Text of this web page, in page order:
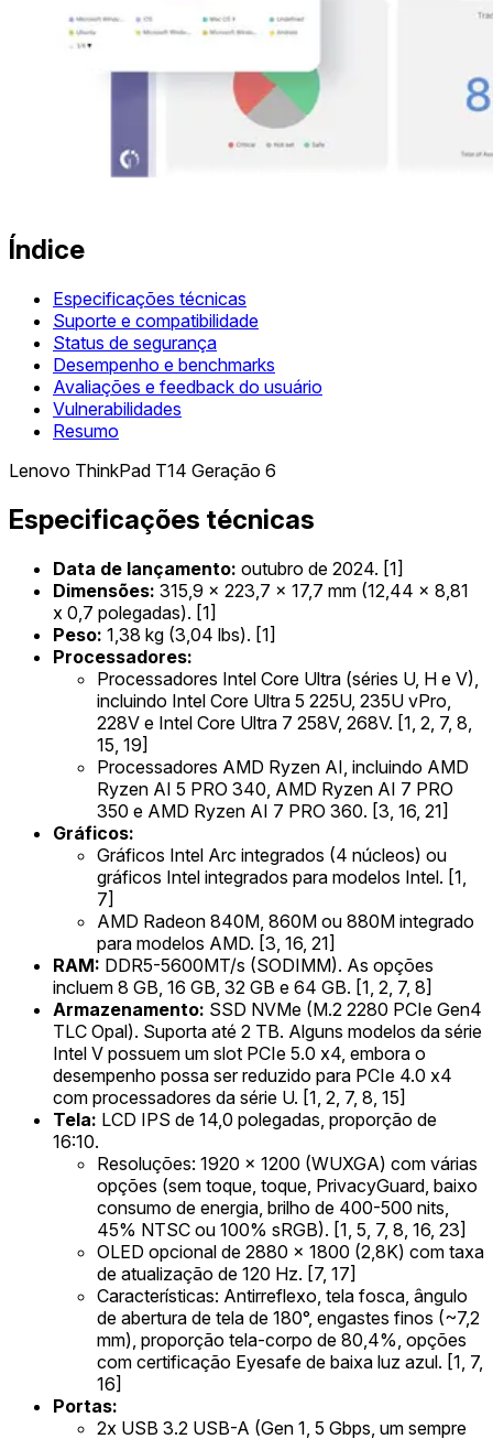
Índice
Especificações técnicas
Suporte e compatibilidade
Status de segurança
Desempenho e benchmarks
Avaliações e feedback do usuário
Vulnerabilidades
Resumo
Lenovo ThinkPad T14 Geração 6
Especificações técnicas
Data de lançamento: outubro de 2024. [1]
Dimensões: 315,9 x 223,7 x 17,7 mm (12,44 x 8,81
x 0,7 polegadas). [1]
Peso: 1,38 kg (3,04 lbs). [1]
Processadores:
Processadores Intel Core Ultra (séries U, H e V),
incluindo Intel Core Ultra 5 225U, 235U vPro,
228V e Intel Core Ultra 7 258V, 268V. [1, 2, 7, 8,
15, 19]
Processadores AMD Ryzen AI, incluindo AMD
Ryzen AI 5 PRO 340, AMD Ryzen AI 7 PRO
350 e AMD Ryzen AI 7 PRO 360. [3, 16, 21]
Gráficos:
Gráficos Intel Arc integrados (4 núcleos) ou
gráficos Intel integrados para modelos Intel. [1,
7]
AMD Radeon 840M, 860M ou 880M integrado
para modelos AMD. [3, 16, 21]
RAM: DDR5-5600MT/s (SODIMM). As opções
incluem 8 GB, 16 GB, 32 GB e 64 GB. [1, 2, 7, 8]
Armazenamento: SSD NVMe (M.2 2280 PCIe Gen4
TLC Opal). Suporta até 2 TB. Alguns modelos da série
Intel V possuem um slot PCIe 5.0 x4, embora o
desempenho possa ser reduzido para PCIe 4.0 x4
com processadores da série U. [1, 2, 7, 8, 15]
Tela: LCD IPS de 14,0 polegadas, proporção de
16:10.
Resoluções: 1920 x 1200 (WUXGA) com várias
opções (sem toque, toque, PrivacyGuard, baixo
consumo de energia, brilho de 400-500 nits,
45% NTSC ou 100% sRGB). [1, 5, 7, 8, 16, 23]
OLED opcional de 2880 x 1800 (2,8K) com taxa
de atualização de 120 Hz. [7, 17]
Características: Antirreflexo, tela fosca, ângulo
de abertura de tela de 180°, engastes finos (~7,2
mm), proporção tela-corpo de 80,4%, opções
com certificação Eyesafe de baixa luz azul. [1, 7,
16]
Portas:
2x USB 3.2 USB-A (Gen 1, 5 Gbps, um sempre